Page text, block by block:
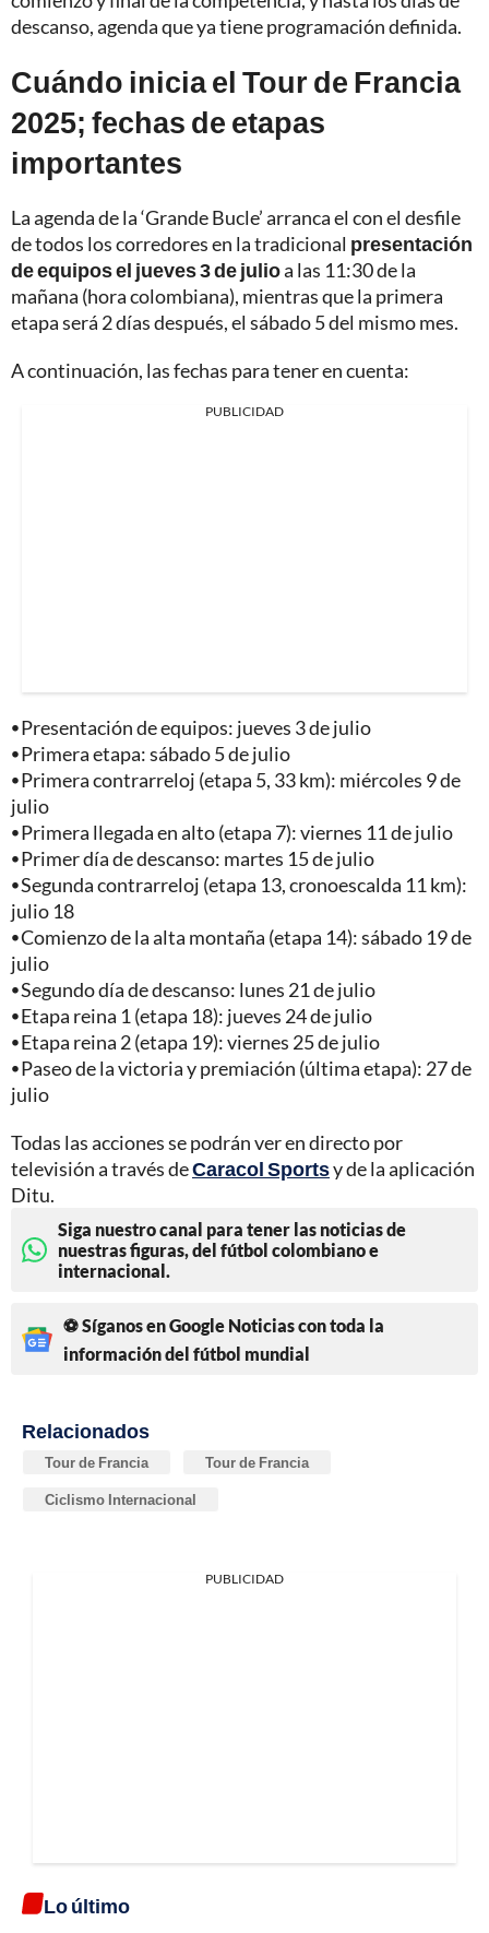
descanso, agenda que ya tiene programación definida.
Cuándo inicia el Tour de Francia
2025; fechas de etapas
importantes
La agenda de la ‘Grande Bucle’ arranca el con el desfile
de todos los corredores en la tradicional presentación
de equipos el jueves 3 de julioa las 11:30 de la
mañana (hora colombiana), mientras que la primera
etapa será 2 días después, el sábado 5 del mismo mes.
A continuación, las fechas para tener en cuenta:
PUBLICIDAD
⦁Presentación de equipos: jueves 3 de julio
⦁Primera etapa: sábado 5 de julio
⦁Primera contrarreloj (etapa 5, 33 km): miércoles 9 de
julio
⦁Primera llegada en alto (etapa 7): viernes 11 de julio
⦁Primer día de descanso: martes 15 de julio
⦁Segunda contrarreloj (etapa 13, cronoescalda 11 km):
julio 18
⦁Comienzo de la alta montaña (etapa 14): sábado 19 de
julio
⦁Segundo día de descanso: lunes 21 de julio
⦁Etapa reina 1 (etapa 18): jueves 24 de julio
⦁Etapa reina 2 (etapa 19): viernes 25 de julio
⦁Paseo de la victoria y premiación (última etapa): 27 de
julio
Todas las acciones se podrán ver en directo por
televisión a través deCaracol Sportsy de la aplicación
Ditu.
Siga nuestro canal para tener las noticias de
nuestras figuras, del fútbol colombiano e
internacional.
⚽ Síganos en Google Noticias con toda la
información del fútbol mundial
Relacionados
Tour de Francia Tour de Francia
Ciclismo Internacional
PUBLICIDAD
Lo último